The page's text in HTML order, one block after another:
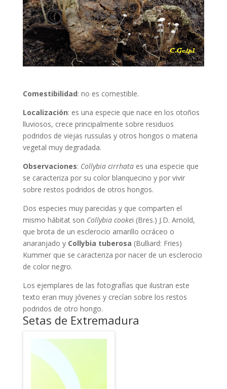
Comestibilidad: no es comestible.
Localización: es una especie que nace en los otoños
lluviosos, crece principalmente sobre residuos
podridos de viejas russulas y otros hongos o materia
vegetal muy degradada.
Observaciones: Collybia cirrhata es una especie que
se caracteriza por su color blanquecino y por vivir
sobre restos podridos de otros hongos.
Dos especies muy parecidas y que comparten el
mismo hábitat son Collybia cookei (Bres.) J.D. Arnold,
que brota de un esclerocio amarillo ocráceo o
anaranjado y Collybia tuberosa (Bulliard: Fries)
Kummer que se caracteriza por nacer de un esclerocio
de color negro.
Los ejemplares de las fotografías que ilustran este
texto eran muy jóvenes y crecían sobre los restos
podridos de otro hongo.
Setas de Extremadura